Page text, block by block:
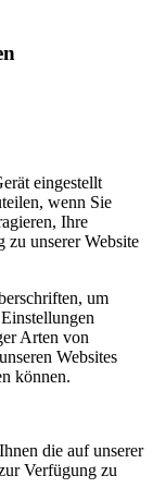
eingestellt
wenn Sie
Ihre
zu unserer Website
um
Arten von
Websites
können.
die auf unserer
Verfügung zu